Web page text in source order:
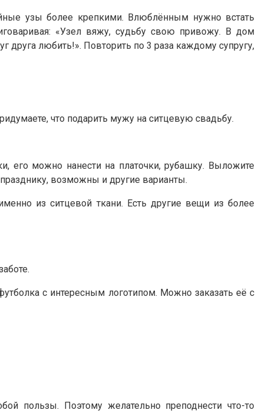
узы более крепкими. Влюблённым нужно встать
«Узел вяжу, судьбу свою привожу. В дом
друга любить!». Повторить по 3 раза каждому супругу,
что подарить мужу на ситцевую свадьбу.
его можно нанести на платочки, рубашку. Выложите
возможны и другие варианты.
из ситцевой ткани. Есть другие вещи из более
с интересным логотипом. Можно заказать её с
пользы. Поэтому желательно преподнести что-то